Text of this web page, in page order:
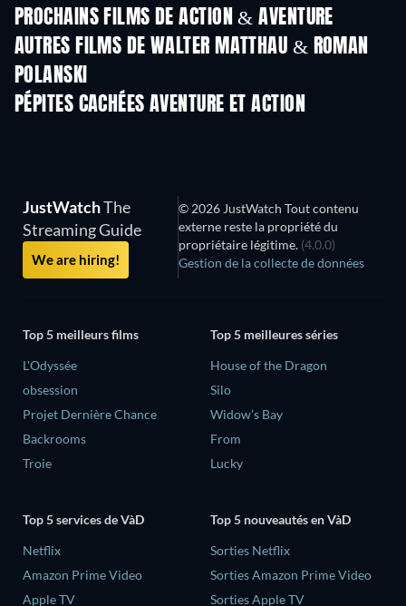
PROCHAINS FILMS DE ACTION & AVENTURE
AUTRES FILMS DE WALTER MATTHAU & ROMAN
POLANSKI
PÉPITES CACHÉES AVENTURE ET ACTION
Série Série
JustWatchThe
Streaming Guide
We are hiring!
© 2026 JustWatch Tout contenu
externe reste la propriété du
propriétaire légitime. (4.0.0)
Gestion de la collecte de données
Top 5 meilleurs films
L'Odyssée
obsession
Projet Dernière Chance
Backrooms
Troie
Top 5 meilleures séries
House of the Dragon
Silo
Widow’s Bay
From
Lucky
Top 5 services de VàD
Netflix
Amazon Prime Video
Apple TV
Top 5 nouveautés en VàD
Sorties Netflix
Sorties Amazon Prime Video
Sorties Apple TV